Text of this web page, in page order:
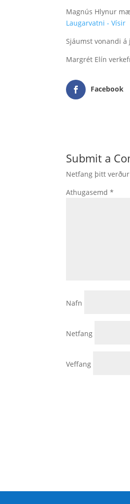
Magnús Hlynur
Laugar­vatni - Vísir
Sjáumst vonandi
Margrét Elín
Facebook
Submit a
Netfang þitt
Athugasemd*
Nafn
Netfang
Veffang